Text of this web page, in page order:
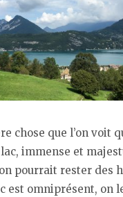
chose que l’on voit
immense et
pourrait rester des
est omniprésent, on